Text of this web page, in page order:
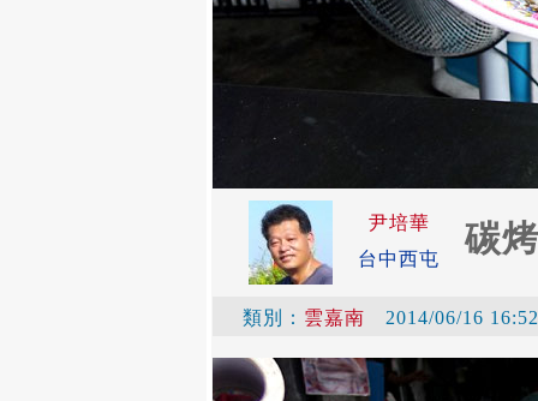
尹培華
台中西屯
碳
類別： 雲嘉南 2014/06/16 16:52